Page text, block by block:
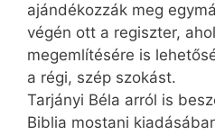
ajándékozzák meg
végén ott a regiszter,
megemlítésére is
a régi, szép szokást.
Tarjányi Béla arról is
Biblia mostani